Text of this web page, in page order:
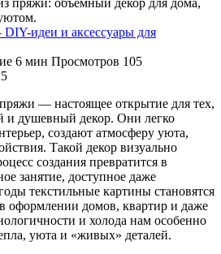
идеи и аксессуары для
6 мин Просмотров 105
— настоящее открытие для тех,
и душевный декор. Они легко
создают атмосферу уюта,
Такой декор визуально
создания превратится в
занятие, доступное даже
текстильные картины становятся
оформлении домов, квартир и даже
и холода нам особенно
уюта и «живых» деталей.